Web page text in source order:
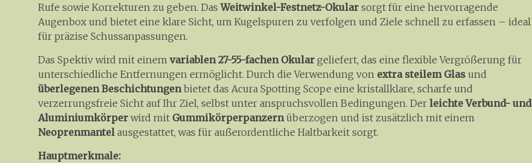
Rufe sowie Korrekturen zu geben. DasWeitwinkel-Festnetz-Okular sorgt für eine hervorragende
Augenbox und bietet eine klare Sicht, um Kugelspuren zu verfolgen und Ziele schnell zu erfassen – ideal
für präzise Schussanpassungen.
Das Spektiv wird mit einem variablen 27-55-fachen Okular geliefert, das eine flexible Vergrößerung für
unterschiedliche Entfernungen ermöglicht. Durch die Verwendung von extra steilem Glas und
überlegenen Beschichtungenbietet das Acura Spotting Scope eine kristallklare, scharfe und
verzerrungsfreie Sicht auf Ihr Ziel, selbst unter anspruchsvollen Bedingungen. Der leichte Verbund- und
Aluminiumkörper wird mit Gummikörperpanzernüberzogen und ist zusätzlich mit einem
Neoprenmantel ausgestattet, was für außerordentliche Haltbarkeit sorgt.
Hauptmerkmale: